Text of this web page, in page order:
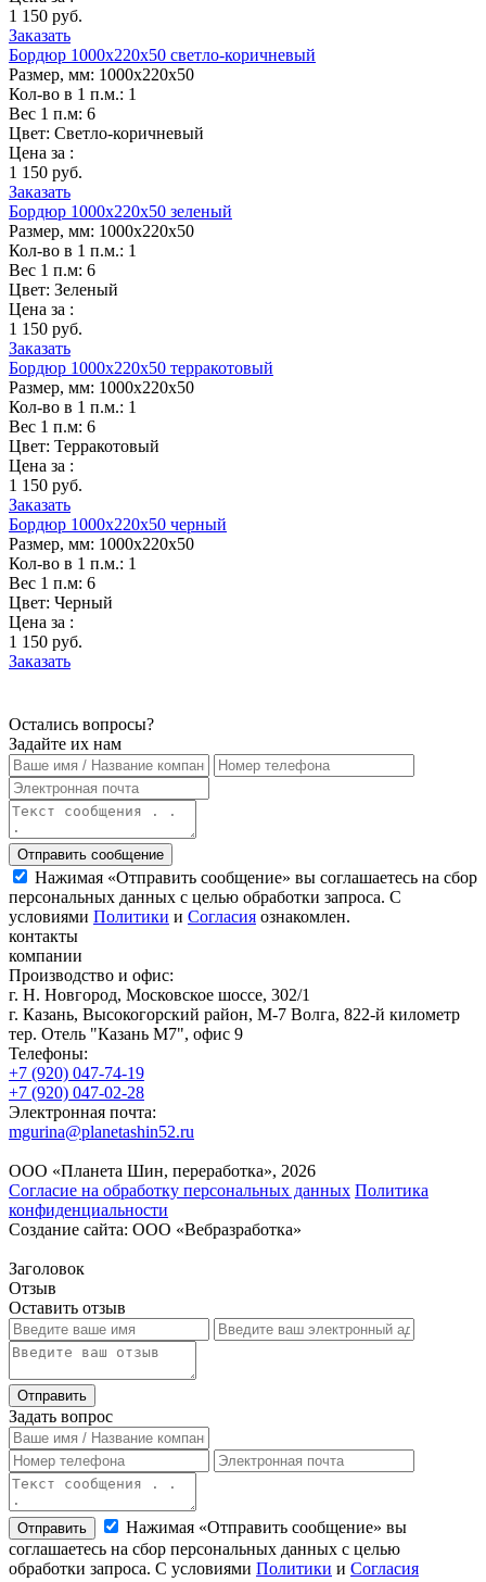
1 150 руб.
Заказать
Бордюр 1000х220х50 светло-коричневый
Размер, мм: 1000х220х50
Кол-во в 1 п.м.: 1
Вес 1 п.м: 6
Цвет: Светло-коричневый
Цена за :
1 150 руб.
Заказать
Бордюр 1000х220х50 зеленый
Размер, мм: 1000х220х50
Кол-во в 1 п.м.: 1
Вес 1 п.м: 6
Цвет: Зеленый
Цена за :
1 150 руб.
Заказать
Бордюр 1000х220х50 терракотовый
Размер, мм: 1000х220х50
Кол-во в 1 п.м.: 1
Вес 1 п.м: 6
Цвет: Терракотовый
Цена за :
1 150 руб.
Заказать
Бордюр 1000х220х50 черный
Размер, мм: 1000х220х50
Кол-во в 1 п.м.: 1
Вес 1 п.м: 6
Цвет: Черный
Цена за :
1 150 руб.
Заказать
Остались вопросы?
Задайте их нам
Нажимая «Отправить сообщение» вы соглашаетесь на сбор
персональных данных с целью обработки запроса. С
условиями Политики и Согласия ознакомлен.
контакты
компании
Производство и офис:
г. Н. Новгород, Московское шоссе, 302/1
г. Казань, Высокогорский район, М-7 Волга, 822-й километр
тер. Отель "Казань М7", офис 9
Телефоны:
+7 (920) 047-74-19
+7 (920) 047-02-28
Электронная почта:
mgurina@planetashin52.ru
ООО «Планета Шин, переработка», 2026
Согласие на обработку персональных данных Политика
конфиденциальности
Создание сайта: ООО «Вебразработка»
Заголовок
Отзыв
Оставить отзыв
Задать вопрос
Отправить
Нажимая «Отправить сообщение» вы
соглашаетесь на сбор персональных данных с целью
обработки запроса. С условиями Политики и Согласия